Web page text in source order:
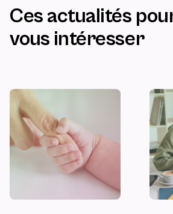
Ces actualités
vous intéresser